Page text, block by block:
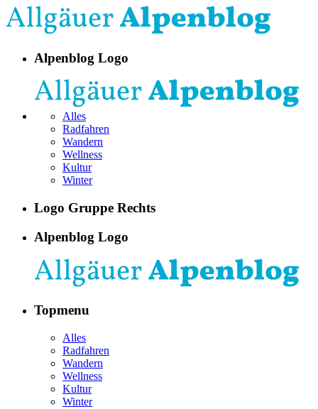
Alpenblog Logo
Alles
Radfahren
Wandern
Wellness
Kultur
Winter
Logo Gruppe Rechts
Alpenblog Logo
Topmenu
Alles
Radfahren
Wandern
Wellness
Kultur
Winter